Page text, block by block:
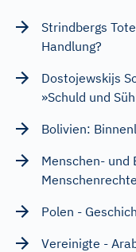
Strindbergs
Handlung?
Dostojewskijs
»Schuld und
Bolivien:
Menschen- und
Polen -
Vereinigte -